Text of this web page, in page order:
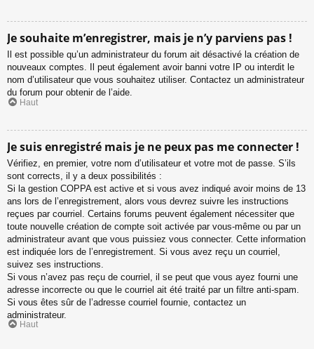
Je souhaite m’enregistrer, mais je n’y parviens pas !
Il est possible qu’un administrateur du forum ait désactivé la création de
nouveaux comptes. Il peut également avoir banni votre IP ou interdit le
nom d’utilisateur que vous souhaitez utiliser. Contactez un administrateur
du forum pour obtenir de l’aide.
Haut
Je suis enregistré mais je ne peux pas me connecter !
Vérifiez, en premier, votre nom d’utilisateur et votre mot de passe. S’ils
sont corrects, il y a deux possibilités :
Si la gestion COPPA est active et si vous avez indiqué avoir moins de 13
ans lors de l’enregistrement, alors vous devrez suivre les instructions
reçues par courriel. Certains forums peuvent également nécessiter que
toute nouvelle création de compte soit activée par vous-même ou par un
administrateur avant que vous puissiez vous connecter. Cette information
est indiquée lors de l’enregistrement. Si vous avez reçu un courriel,
suivez ses instructions.
Si vous n’avez pas reçu de courriel, il se peut que vous ayez fourni une
adresse incorrecte ou que le courriel ait été traité par un filtre anti-spam.
Si vous êtes sûr de l’adresse courriel fournie, contactez un
administrateur.
Haut